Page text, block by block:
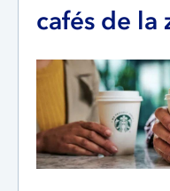
cafés de